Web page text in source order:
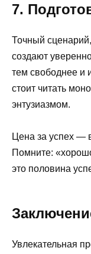
7.
Точный
создают
тем свободнее и
стоит читать
энтузиазмом.
Цена за успех —
Помните:
это половина
Увлекательная